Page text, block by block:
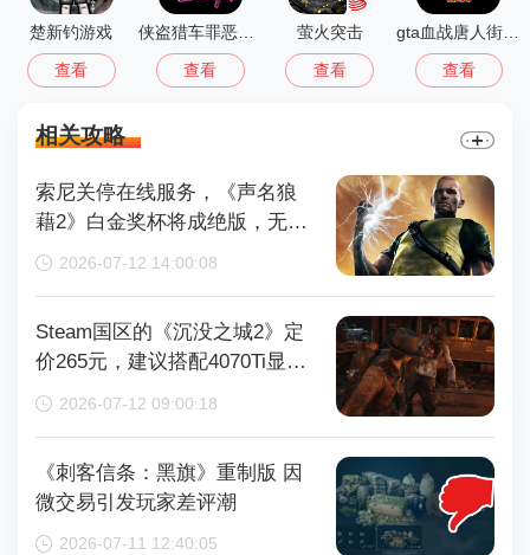
楚新钓游戏
查看 查看
萤火突击
查看 查看
相关攻略
索尼关停在线服务，《声名狼
藉2》白金奖杯将成绝版，无法
再获取
2026-07-12 14:00:08
Steam国区的《沉没之城2》定
价265元，建议搭配4070Ti显卡
以获得较好体验
2026-07-12 09:00:18
《刺客信条：黑旗》重制版 因
微交易引发玩家差评潮
2026-07-11 12:40:05